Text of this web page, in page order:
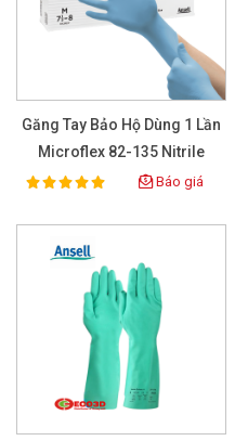
Găng Tay Bảo Hộ Dùng 1 Lần
Microflex 82-135 Nitrile
Rating:
100% Báo giá